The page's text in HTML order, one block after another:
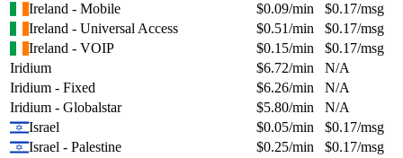
Ireland - Mobile
$0.09/min $0.17/msg
Ireland - Universal Access
$0.51/min $0.17/msg
Ireland - VOIP
$0.15/min $0.17/msg
Iridium
$6.72/min
N/A
Iridium - Fixed
$6.26/min
N/A
Iridium - Globalstar
$5.80/min
N/A
Israel
$0.05/min $0.17/msg
Israel - Palestine
$0.25/min $0.17/msg